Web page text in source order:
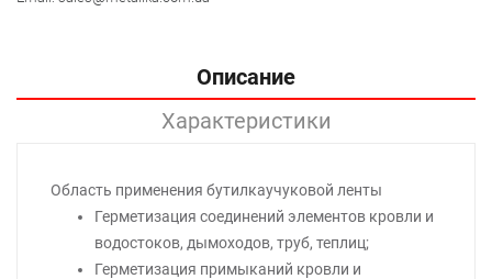
Описание
Характеристики
Область применения бутилкаучуковой ленты
Герметизация соединений элементов кровли и
водостоков, дымоходов, труб, теплиц;
Герметизация примыканий кровли и